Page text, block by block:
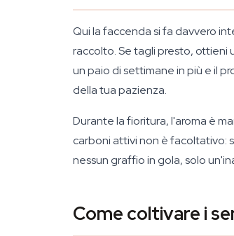
Qui la faccenda si fa davvero
raccolto. Se tagli presto, ottieni
un paio di settimane in più e il
della tua pazienza.
Durante la fioritura, l'aroma è
carboni attivi non è facoltativo:
nessun graffio in gola, solo
Come coltivare i